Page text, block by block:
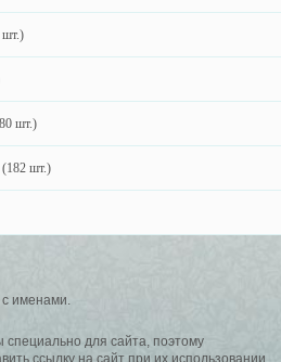
шт.)
шт.)
(182 шт.)
именами.
специально для сайта, поэтому